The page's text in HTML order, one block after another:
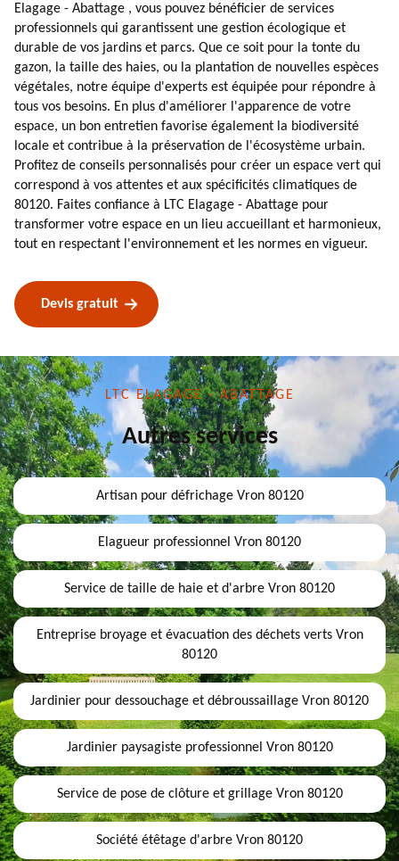
Elagage - Abattage , vous pouvez bénéficier de services
professionnels qui garantissent une gestion écologique et
durable de vos jardins et parcs. Que ce soit pour la tonte du
gazon, la taille des haies, ou la plantation de nouvelles espèces
végétales, notre équipe d'experts est équipée pour répondre à
tous vos besoins. En plus d'améliorer l'apparence de votre
espace, un bon entretien favorise également la biodiversité
locale et contribue à la préservation de l'écosystème urbain.
Profitez de conseils personnalisés pour créer un espace vert qui
correspond à vos attentes et aux spécificités climatiques de
80120. Faites confiance à LTC Elagage - Abattage pour
transformer votre espace en un lieu accueillant et harmonieux,
tout en respectant l'environnement et les normes en vigueur.
Devis gratuit
LTC ELAGAGE - ABATTAGE
Autres services
Artisan pour défrichage Vron 80120
Elagueur professionnel Vron 80120
Service de taille de haie et d'arbre Vron 80120
Entreprise broyage et évacuation des déchets verts Vron
80120
Jardinier pour dessouchage et débroussaillage Vron 80120
Jardinier paysagiste professionnel Vron 80120
Service de pose de clôture et grillage Vron 80120
Société étêtage d'arbre Vron 80120